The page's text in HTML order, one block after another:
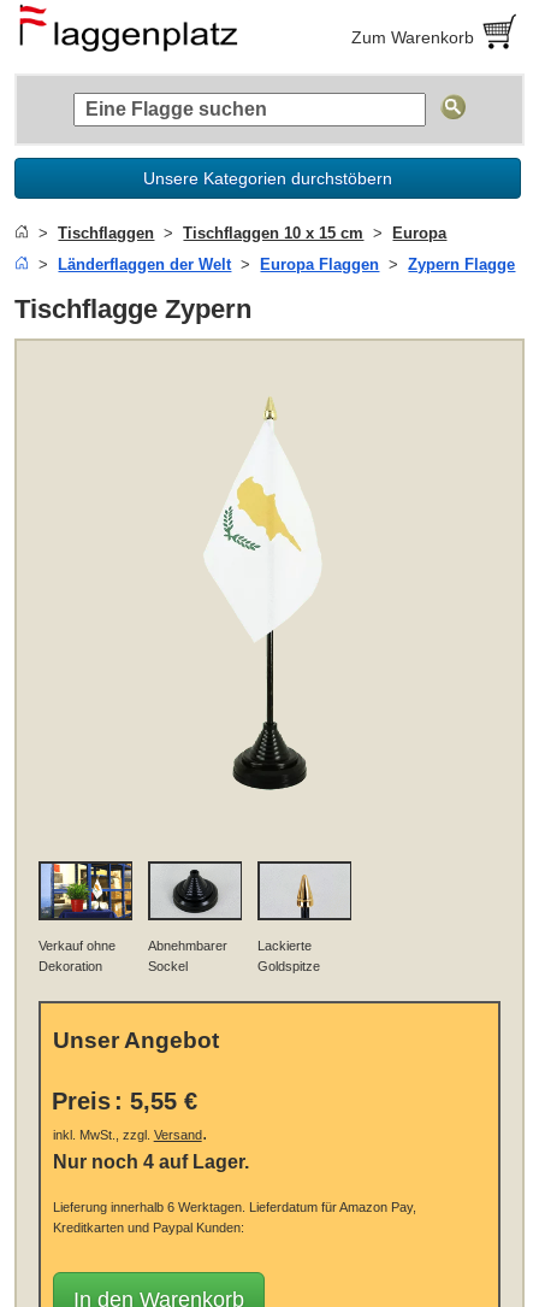
Zum Warenkorb
Unsere Kategorien durchstöbern
Tischflaggen Tischflaggen 10 x 15 cm
Europa
Länderflaggen der Welt
Europa Flaggen Zypern Flagge
Tischflagge Zypern
Verkauf ohne
Dekoration
Abnehmbarer
Sockel
Lackierte
Goldspitze
Unser Angebot
Preis : 5,55 €
inkl. MwSt., zzgl. Versand.
Nur noch 4 auf Lager.
Lieferung innerhalb 6 Werktagen.
Lieferdatum für Amazon Pay,
Kreditkarten und Paypal Kunden:
In den Warenkorb